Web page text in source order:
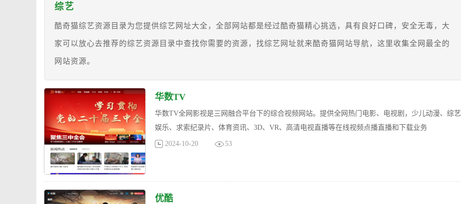
综艺
酷奇猫综艺资源目录为您提供综艺网址大全，全部网站都是经过酷奇猫精心挑选，具有良好口碑，安全无毒，大
家可以放心去推荐的综艺资源目录中查找你需要的资源，找综艺网址就来酷奇猫网站导航，这里收集全网最全的
网站资源。
华数TV
华数TV全网影视是三网融合平台下的综合视频网站。提供全网热门电影、电视剧，少儿动漫、综艺
娱乐、求索纪录片、体育资讯、3D、VR、高清电视直播等在线视频点播直播和下载业务
2024-10-20 53
优酷